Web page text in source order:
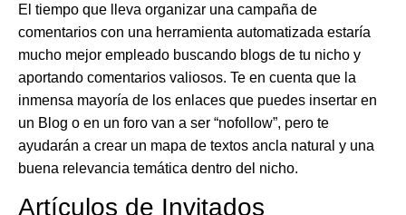
El tiempo que lleva organizar una campaña de
comentarios con una herramienta automatizada estaría
mucho mejor empleado buscando blogs de tu nicho y
aportando comentarios valiosos. Te en cuenta que la
inmensa mayoría de los enlaces que puedes insertar en
un Blog o en un foro van a ser “nofollow”, pero te
ayudarán a crear un mapa de textos ancla natural y una
buena relevancia temática dentro del nicho.
Artículos de Invitados